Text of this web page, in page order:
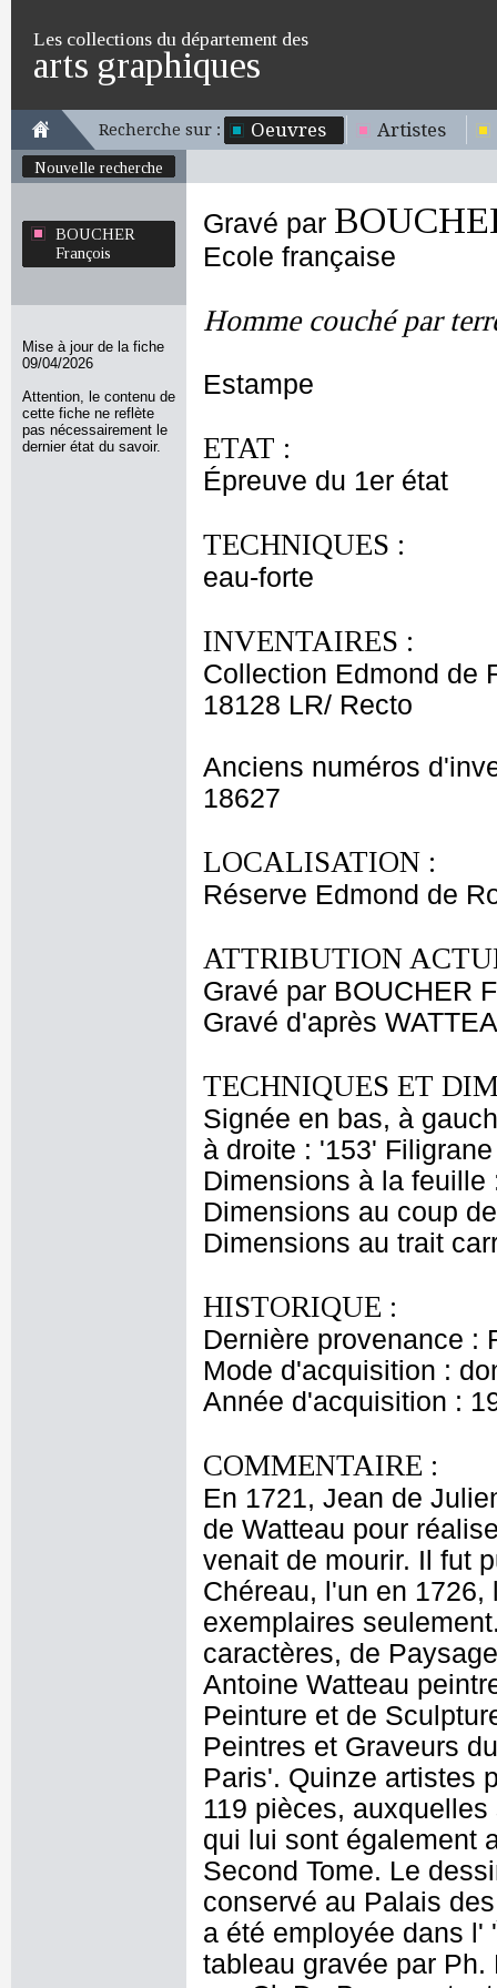
Les collections du département des
arts graphiques
Recherche sur : Oeuvres Artistes
Nouvelle recherche
BOUCHER
François
Mise à jour de la fiche
09/04/2026
Attention, le contenu de
cette fiche ne reflète
pas nécessairement le
dernier état du savoir.
Gravé par
Ecole française
Homme couché par
Estampe
ETAT :
Épreuve du 1er état
TECHNIQUES :
eau-forte
INVENTAIRES :
Collection Edmond de
18128 LR/ Recto
Anciens numéros
18627
LOCALISATION :
Réserve Edmond de
ATTRIBUTION
Gravé par BOUCHER
Gravé d'après
TECHNIQUES ET
Signée en bas, à
à droite : '153'
Dimensions à la
Dimensions au coup
Dimensions au trait
HISTORIQUE :
Dernière provenance :
Mode d'acquisition :
Année d'acquisition :
COMMENTAIRE :
En 1721, Jean de
de Watteau pour
venait de mourir. Il fut
Chéreau, l'un en
exemplaires
caractères, de
Antoine Watteau
Peinture et de
Peintres et Graveurs
Paris'. Quinze artistes
119 pièces,
qui lui sont également
Second Tome. Le
conservé au Palais
a été employée dans l'
tableau gravée par